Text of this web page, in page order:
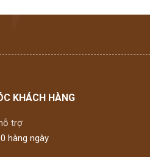
KHÁCH HÀNG
trợ
hàng ngày